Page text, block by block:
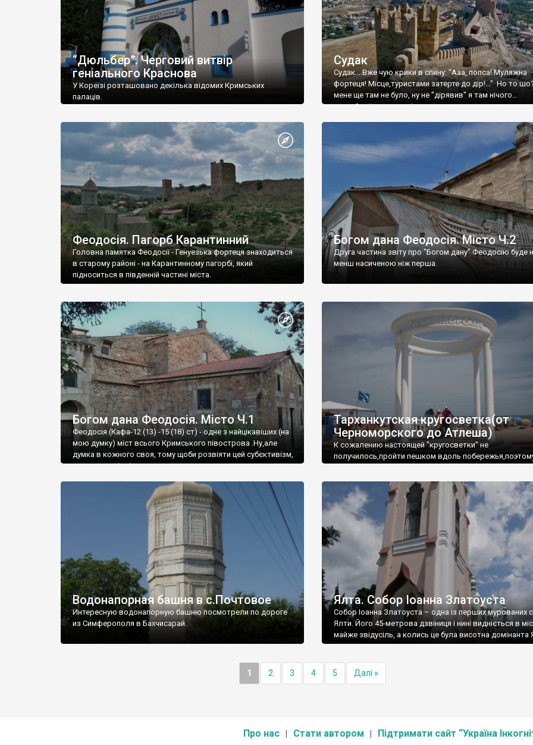
“Дюльбер”. Черговий витвір
геніального Краснова
У Кореїзі розташовано декілька відомих Кримських
палаців.
Судак
Судак... Вже чую крики в спину: "Ааа, попса! Муляжна
фортеця! Місце,туристами затерте до дір!..." Но то
мене ще там не було, ну не "дірявив" я там нічого...
принаймні до цього літа.
Феодосія. Пагорб Карантинний
Головна памятка Феодосії - Генуезька фортеця знаходиться
в старому районі - на Карантинному пагорбі, який
підноситься в південній частині міста.
Богом дана Феодосія. Місто Ч.2
Друга частина звіту про "Богом дану" Феодосію буде
менш насиченою ніж перша.
Богом дана Феодосія. Місто Ч.1
Феодосія (Кафа-12 (13) -15 (18) ст) - одне з найцікавіших (на
мою думку) міст всього Кримського півострова .Ну,але
думка в кожного своя, тому щоби розвіяти цей субєктивізм,
запрошую відвідати це
Тарханкутская кругосветка(от
Черноморского до Атлеша)
К сожалению настоящей "кругосветки" не
получилось,пройти пешком вдоль
Водонапорная башня в с.Почтовое
Интересную водонапорную башню посмотрели по дороге
из Симферополя в Бахчисарай.
Ялта. Собор Іоанна Златоуста
Собор Іоанна Златоуста – одна із перших мурованих
Ялти. Його 45-метрова дзвіниця і нині видніється в
майже звідусіль, а колись це була висотна домінанта
1 2 3 4 5 Далі »
Про нас Стати автором Підтримати сайт “Україна